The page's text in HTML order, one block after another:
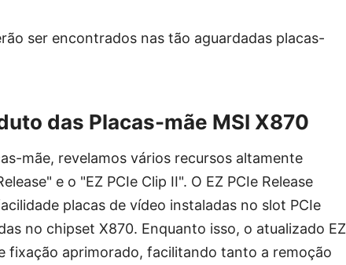
ser encontrados nas tão aguardadas placas-
das Placas-mãe MSI X870
mãe, revelamos vários recursos altamente
e o "EZ PCIe Clip II". O EZ PCIe Release
placas de vídeo instaladas no slot PCIe
no chipset X870. Enquanto isso, o atualizado EZ
fixação aprimorado, facilitando tanto a remoção